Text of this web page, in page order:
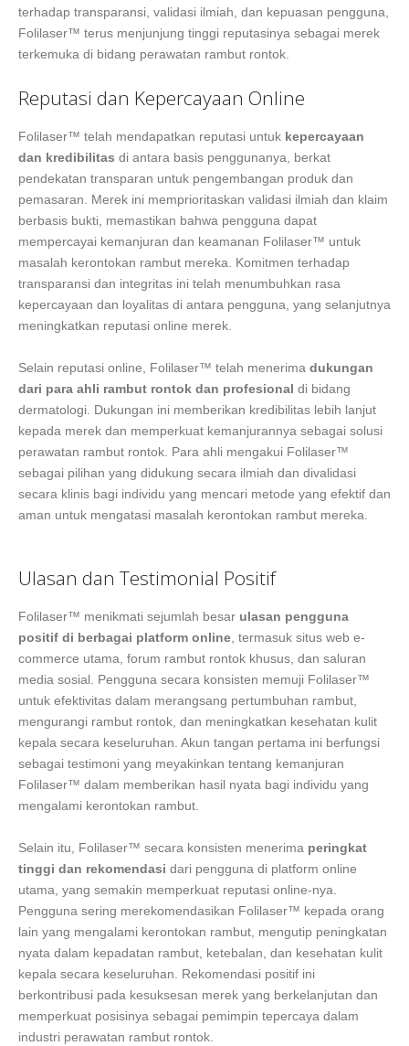
terhadap transparansi, validasi ilmiah, dan kepuasan pengguna,
Folilaser™ terus menjunjung tinggi reputasinya sebagai merek
terkemuka di bidang perawatan rambut rontok.
Reputasi dan Kepercayaan Online
Folilaser™ telah mendapatkan reputasi untuk kepercayaan
dan kredibilitas di antara basis penggunanya, berkat
pendekatan transparan untuk pengembangan produk dan
pemasaran. Merek ini memprioritaskan validasi ilmiah dan klaim
berbasis bukti, memastikan bahwa pengguna dapat
mempercayai kemanjuran dan keamanan Folilaser™ untuk
masalah kerontokan rambut mereka. Komitmen terhadap
transparansi dan integritas ini telah menumbuhkan rasa
kepercayaan dan loyalitas di antara pengguna, yang selanjutnya
meningkatkan reputasi online merek.
Selain reputasi online, Folilaser™ telah menerima dukungan
dari para ahli rambut rontok dan profesional di bidang
dermatologi. Dukungan ini memberikan kredibilitas lebih lanjut
kepada merek dan memperkuat kemanjurannya sebagai solusi
perawatan rambut rontok. Para ahli mengakui Folilaser™
sebagai pilihan yang didukung secara ilmiah dan divalidasi
secara klinis bagi individu yang mencari metode yang efektif dan
aman untuk mengatasi masalah kerontokan rambut mereka.
Ulasan dan Testimonial Positif
Folilaser™ menikmati sejumlah besar ulasan pengguna
positif di berbagai platform online, termasuk situs web e-
commerce utama, forum rambut rontok khusus, dan saluran
media sosial. Pengguna secara konsisten memuji Folilaser™
untuk efektivitas dalam merangsang pertumbuhan rambut,
mengurangi rambut rontok, dan meningkatkan kesehatan kulit
kepala secara keseluruhan. Akun tangan pertama ini berfungsi
sebagai testimoni yang meyakinkan tentang kemanjuran
Folilaser™ dalam memberikan hasil nyata bagi individu yang
mengalami kerontokan rambut.
Selain itu, Folilaser™ secara konsisten menerima peringkat
tinggi dan rekomendasi dari pengguna di platform online
utama, yang semakin memperkuat reputasi online-nya.
Pengguna sering merekomendasikan Folilaser™ kepada orang
lain yang mengalami kerontokan rambut, mengutip peningkatan
nyata dalam kepadatan rambut, ketebalan, dan kesehatan kulit
kepala secara keseluruhan. Rekomendasi positif ini
berkontribusi pada kesuksesan merek yang berkelanjutan dan
memperkuat posisinya sebagai pemimpin tepercaya dalam
industri perawatan rambut rontok.